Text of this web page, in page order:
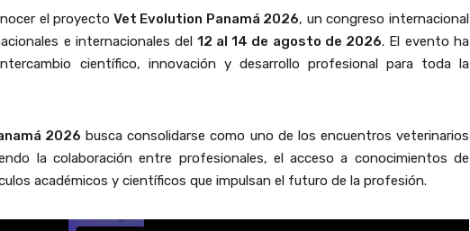
el proyecto Vet Evolution Panamá 2026, un congreso internacional
e internacionales del 12 al 14 de agosto de 2026. El evento ha
científico, innovación y desarrollo profesional para toda la
2026 busca consolidarse como uno de los encuentros veterinarios
la colaboración entre profesionales, el acceso a conocimientos de
académicos y científicos que impulsan el futuro de la profesión.